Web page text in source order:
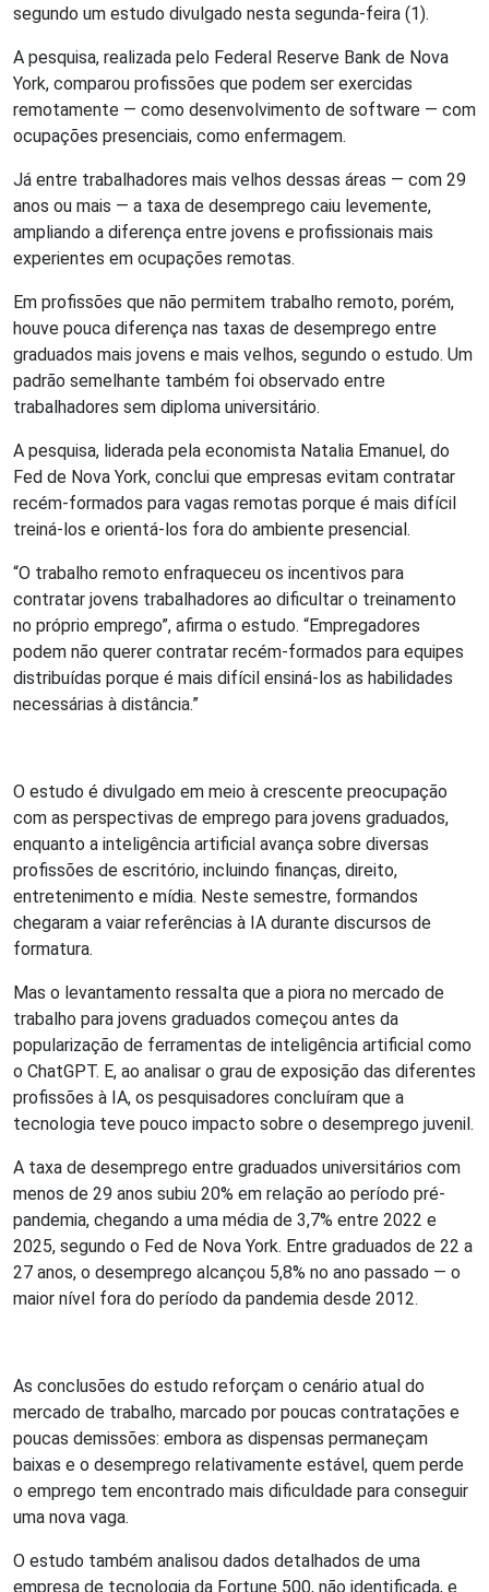
segundo um estudo divulgado nesta segunda-feira (1).
A pesquisa, realizada pelo Federal Reserve Bank de Nova
York, comparou profissões que podem ser exercidas
remotamente — como desenvolvimento de software — com
ocupações presenciais, como enfermagem.
Já entre trabalhadores mais velhos dessas áreas — com 29
anos ou mais — a taxa de desemprego caiu levemente,
ampliando a diferença entre jovens e profissionais mais
experientes em ocupações remotas.
Em profissões que não permitem trabalho remoto, porém,
houve pouca diferença nas taxas de desemprego entre
graduados mais jovens e mais velhos, segundo o estudo. Um
padrão semelhante também foi observado entre
trabalhadores sem diploma universitário.
A pesquisa, liderada pela economista Natalia Emanuel, do
Fed de Nova York, conclui que empresas evitam contratar
recém-formados para vagas remotas porque é mais difícil
treiná-los e orientá-los fora do ambiente presencial.
“O trabalho remoto enfraqueceu os incentivos para
contratar jovens trabalhadores ao dificultar o treinamento
no próprio emprego”, afirma o estudo. “Empregadores
podem não querer contratar recém-formados para equipes
distribuídas porque é mais difícil ensiná-los as habilidades
necessárias à distância.”
O estudo é divulgado em meio à crescente preocupação
com as perspectivas de emprego para jovens graduados,
enquanto a inteligência artificial avança sobre diversas
profissões de escritório, incluindo finanças, direito,
entretenimento e mídia. Neste semestre, formandos
chegaram a vaiar referências à IA durante discursos de
formatura.
Mas o levantamento ressalta que a piora no mercado de
trabalho para jovens graduados começou antes da
popularização de ferramentas de inteligência artificial como
o ChatGPT. E, ao analisar o grau de exposição das diferentes
profissões à IA, os pesquisadores concluíram que a
tecnologia teve pouco impacto sobre o desemprego juvenil.
A taxa de desemprego entre graduados universitários com
menos de 29 anos subiu 20% em relação ao período pré-
pandemia, chegando a uma média de 3,7% entre 2022 e
2025, segundo o Fed de Nova York. Entre graduados de 22 a
27 anos, o desemprego alcançou 5,8% no ano passado — o
maior nível fora do período da pandemia desde 2012.
As conclusões do estudo reforçam o cenário atual do
mercado de trabalho, marcado por poucas contratações e
poucas demissões: embora as dispensas permaneçam
baixas e o desemprego relativamente estável, quem perde
o emprego tem encontrado mais dificuldade para conseguir
uma nova vaga.
O estudo também analisou dados detalhados de uma
empresa de tecnologia da Fortune 500, não identificada, e